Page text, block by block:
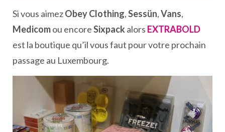
Si vous aimezObey Clothing,Sessün,Vans,
Medicomou encoreSixpack alors EXTRABOLD
est la boutique qu’il vous faut pour votre prochain
passage au Luxembourg.